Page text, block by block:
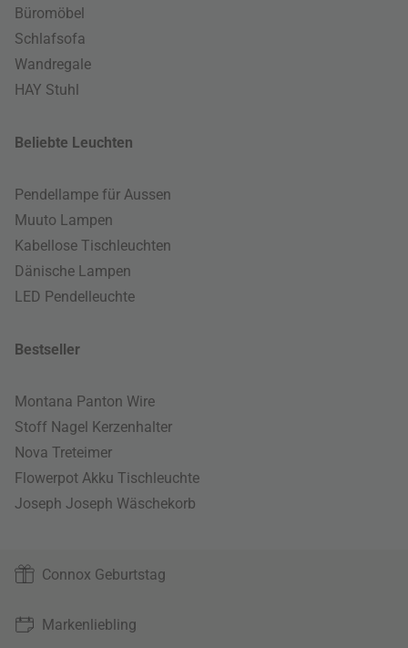
Büromöbel
Schlafsofa
Wandregale
HAY Stuhl
Beliebte Leuchten
Pendellampe für Aussen
Muuto Lampen
Kabellose Tischleuchten
Dänische Lampen
LED Pendelleuchte
Bestseller
Montana Panton Wire
Stoff Nagel Kerzenhalter
Nova Treteimer
Flowerpot Akku Tischleuchte
Joseph Joseph Wäschekorb
Connox Geburtstag
Markenliebling